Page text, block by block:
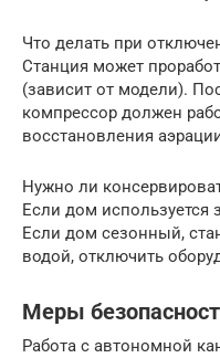
Что делать при
Станция может
(зависит от модели).
компрессор должен
восстановления
Нужно ли
Если дом используется
Если дом сезонный,
водой, отключить
Меры
Работа с автономной